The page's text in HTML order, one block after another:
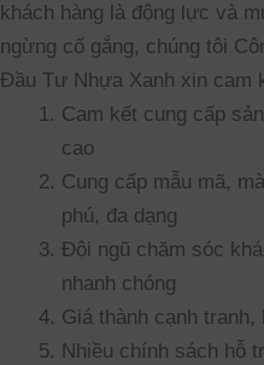
khách hàng là động lực và
ngừng cố gắng, chúng tôi
Đầu Tư Nhựa Xanh xin cam
Cam kết cung cấp
cao
Cung cấp mẫu mã,
phú, đa dạng
Đội ngũ chăm sóc
nhanh chóng
Giá thành cạnh tranh,
Nhiều chính sách hỗ